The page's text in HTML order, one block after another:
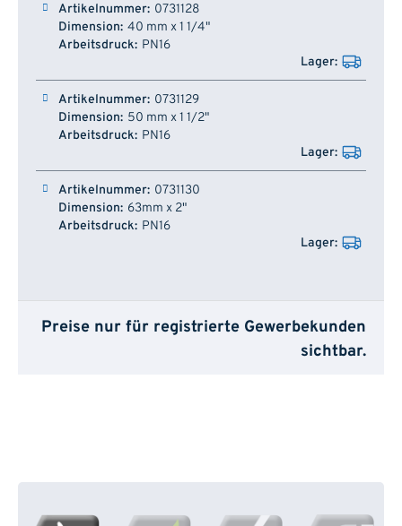
0731128
40 mm x 1 1/4"
PN16
0731129
50 mm x 1 1/2"
PN16
0731130
63mm x 2"
PN16
Preise nur für registrierte Gewerbekunden
sichtbar.